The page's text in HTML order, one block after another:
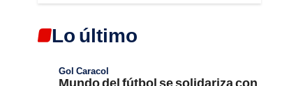
Lo último
Gol Caracol
Mundo del fútbol se solidariza con